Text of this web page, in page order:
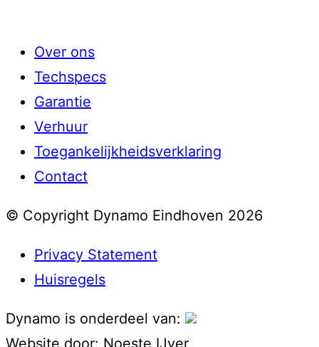
Over ons
Techspecs
Garantie
Verhuur
Toegankelijkheidsverklaring
Contact
© Copyright Dynamo Eindhoven 2026
Privacy Statement
Huisregels
Dynamo is onderdeel van: